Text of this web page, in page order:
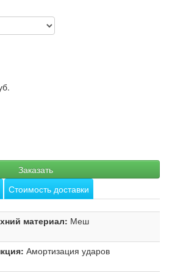
Заказать
Стоимость доставки
материал: Меш
Амортизация ударов